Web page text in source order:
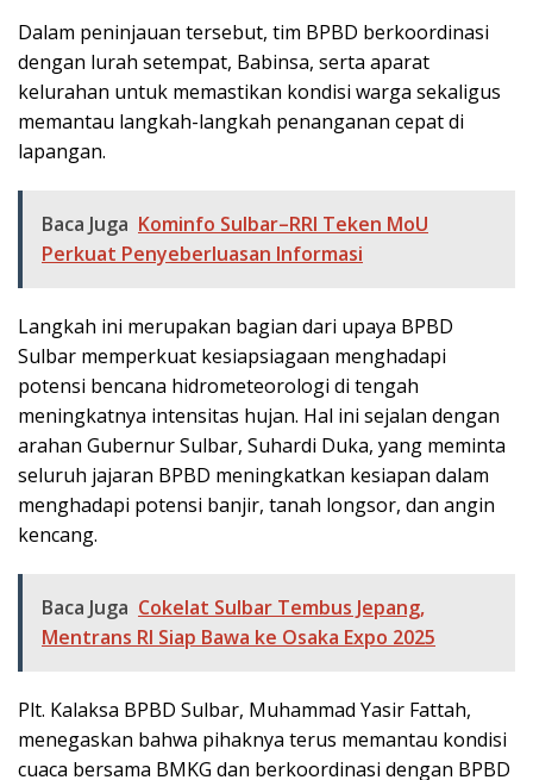
Dalam peninjauan tersebut, tim BPBD berkoordinasi
dengan lurah setempat, Babinsa, serta aparat
kelurahan untuk memastikan kondisi warga sekaligus
memantau langkah-langkah penanganan cepat di
lapangan.
Baca Juga Kominfo Sulbar–RRI Teken MoU
Perkuat Penyeberluasan Informasi
Langkah ini merupakan bagian dari upaya BPBD
Sulbar memperkuat kesiapsiagaan menghadapi
potensi bencana hidrometeorologi di tengah
meningkatnya intensitas hujan. Hal ini sejalan dengan
arahan Gubernur Sulbar, Suhardi Duka, yang meminta
seluruh jajaran BPBD meningkatkan kesiapan dalam
menghadapi potensi banjir, tanah longsor, dan angin
kencang.
Baca Juga Cokelat Sulbar Tembus Jepang,
Mentrans RI Siap Bawa ke Osaka Expo 2025
Plt. Kalaksa BPBD Sulbar, Muhammad Yasir Fattah,
menegaskan bahwa pihaknya terus memantau kondisi
cuaca bersama BMKG dan berkoordinasi dengan BPBD